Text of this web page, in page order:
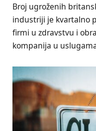
Broj ugroženih
industriji je kvartalno
firmi u zdravstvu i
kompanija u